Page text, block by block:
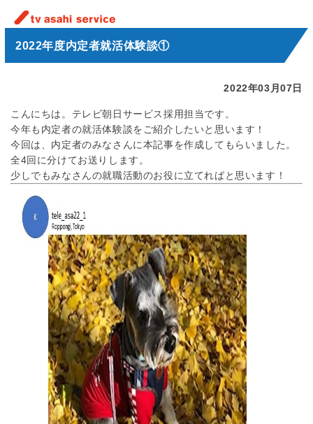
2022年度内定者就活体験談①
2022年03月07日
こんにちは。テレビ朝日サービス採用担当です。
今年も内定者の就活体験談をご紹介したいと思います！
今回は、内定者のみなさんに本記事を作成してもらいました。
全4回に分けてお送りします。
少しでもみなさんの就職活動のお役に立てればと思います！